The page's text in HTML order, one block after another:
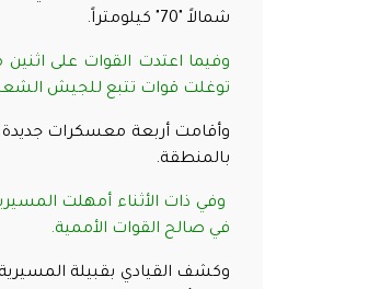
شمالاً "70" كيلومتراً.
وفيما اعتدت القوات على
توغلت قوات تتبع للجيش
وأقامت أربعة معسكرات جديدة
بالمنطقة.
في صالح القوات الأممية.
وكشف القيادي بقبيلة